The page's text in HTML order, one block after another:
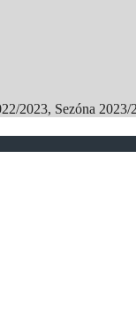
2023, Sezóna 2023/